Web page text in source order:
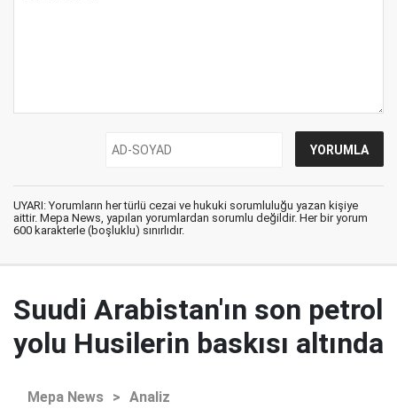
UYARI: Yorumların her türlü cezai ve hukuki sorumluluğu yazan kişiye
aittir. Mepa News, yapılan yorumlardan sorumlu değildir. Her bir yorum
600 karakterle (boşluklu) sınırlıdır.
Suudi Arabistan'ın son petrol
yolu Husilerin baskısı altında
Mepa News > Analiz